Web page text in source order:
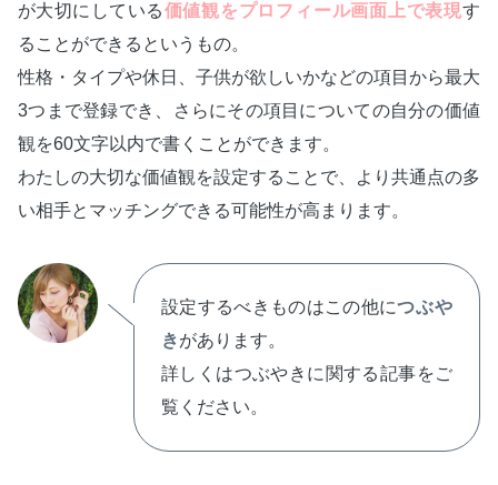
が大切にしている価値観をプロフィール画面上で表現す
ることができるというもの。
性格・タイプや休日、子供が欲しいかなどの項目から最大
3つまで登録でき、さらにその項目についての自分の価値
観を60文字以内で書くことができます。
わたしの大切な価値観を設定することで、より共通点の多
い相手とマッチングできる可能性が高まります。
設定するべきものはこの他につぶや
きがあります。
詳しくはつぶやきに関する記事をご
覧ください。